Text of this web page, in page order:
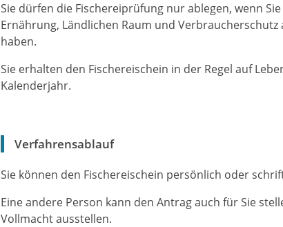
Sie dürfen die Fischereiprüfung nur ablegen, wenn
Ernährung, Ländlichen Raum und
haben.
Sie erhalten den Fischereischein in der Regel auf
Kalenderjahr.
Verfahrensablauf
Sie können den Fischereischein persönlich oder
Eine andere Person kann den Antrag auch für Sie
Vollmacht ausstellen.